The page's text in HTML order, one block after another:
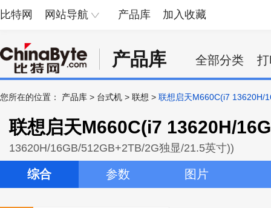
比特网 网站导航 产品库 加入收藏
产品库 全部分类
您所在的位置： 产品库 > 台式机 > 联想 > 联想启天M660C(i7 13620H/
联想启天M660C(i7 13620H/
13620H/16GB/512GB+2TB/2G独显/21.5英寸))
综合 参数 图片